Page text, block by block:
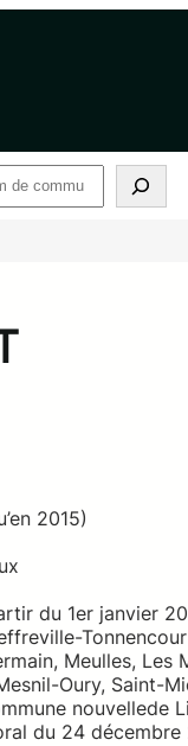
2015)
du 1er janvier
Meulles,
Oury, Saint-
nouvellede
du 24 décembre